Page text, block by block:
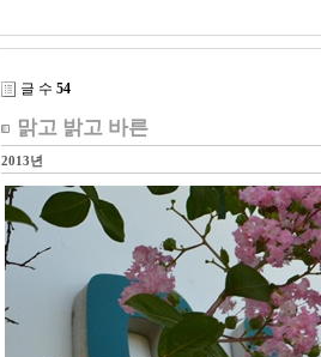
글 수 54
맑고 밝고 바른
2013년